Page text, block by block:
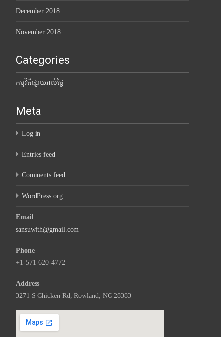
December 2018
November 2018
Categories
កម្មវិធីផ្សាយរាល់ថ្ងៃ
Meta
Log in
Entries feed
Comments feed
WordPress.org
Email
sansuwith@gmail.com
Phone
+1-571-620-4772
Address
3271 S Chicken Rd, Rowland, NC 28383